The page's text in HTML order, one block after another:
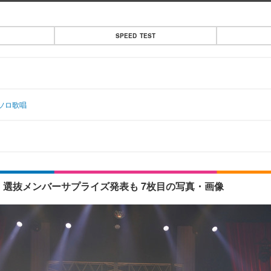
SPEED TEST
ロ歌唱
抜メンバーサプライズ発表も 7枚目の写真・画像